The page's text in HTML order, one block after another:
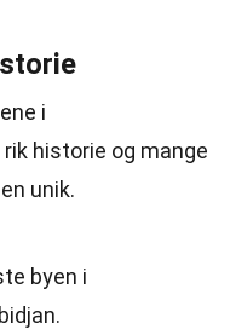
i
rik historie og mange
unik.
byen i